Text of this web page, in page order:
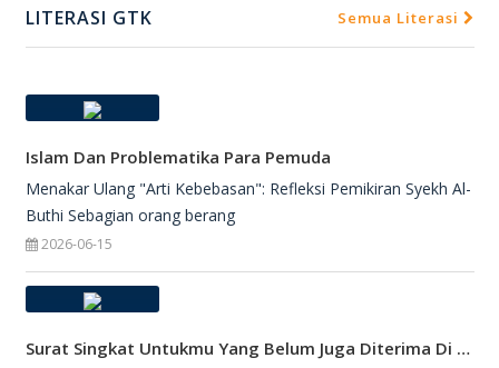
LITERASI GTK Semua Literasi
Islam Dan Problematika Para Pemuda
Menakar Ulang "Arti Kebebasan": Refleksi Pemikiran Syekh Al-
Buthi Sebagian orang berang
2026-06-15
Surat Singkat Untukmu Yang Belum Juga Diterima Di Perguruan Tinggi